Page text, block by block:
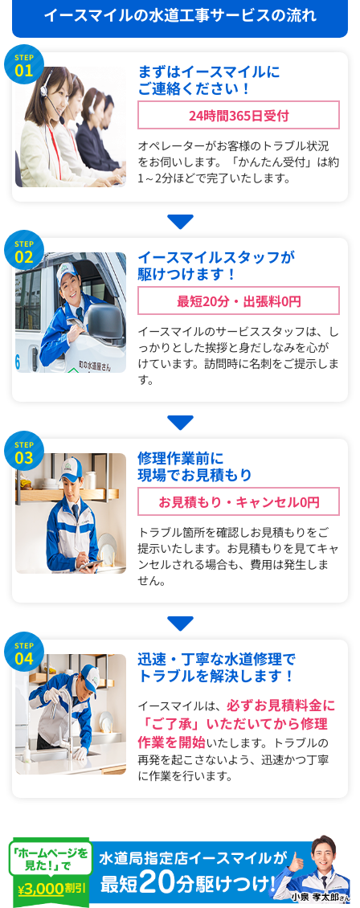
イースマイルの水道工事サービスの流れ
STEP
01
まずはイースマイルに
ご連絡ください！
24時間365日受付
オペレーターがお客様のトラブル状況
をお伺いします。「かんたん受付」は約
1～2分ほどで完了いたします。
STEP
02
イースマイルスタッフが
駆けつけます！
最短20分・出張料0円
イースマイルのサービススタッフは、し
っかりとした挨拶と身だしなみを心が
けています。訪問時に名刺をご提示しま
す。
STEP
03
修理作業前に
現場でお見積もり
お見積もり・キャンセル0円
トラブル箇所を確認しお見積もりをご
提示いたします。お見積もりを見てキャ
ンセルされる場合も、費用は発生しま
せん。
STEP
04
迅速・丁寧な水道修理で
トラブルを解決します！
イースマイルは、必ずお見積料金に
「ご了承」いただいてから修理
作業を開始いたします。トラブルの
再発を起こさないよう、迅速かつ丁寧
に作業を行います。